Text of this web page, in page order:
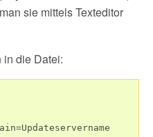
sie mittels Texteditor
in die Datei: